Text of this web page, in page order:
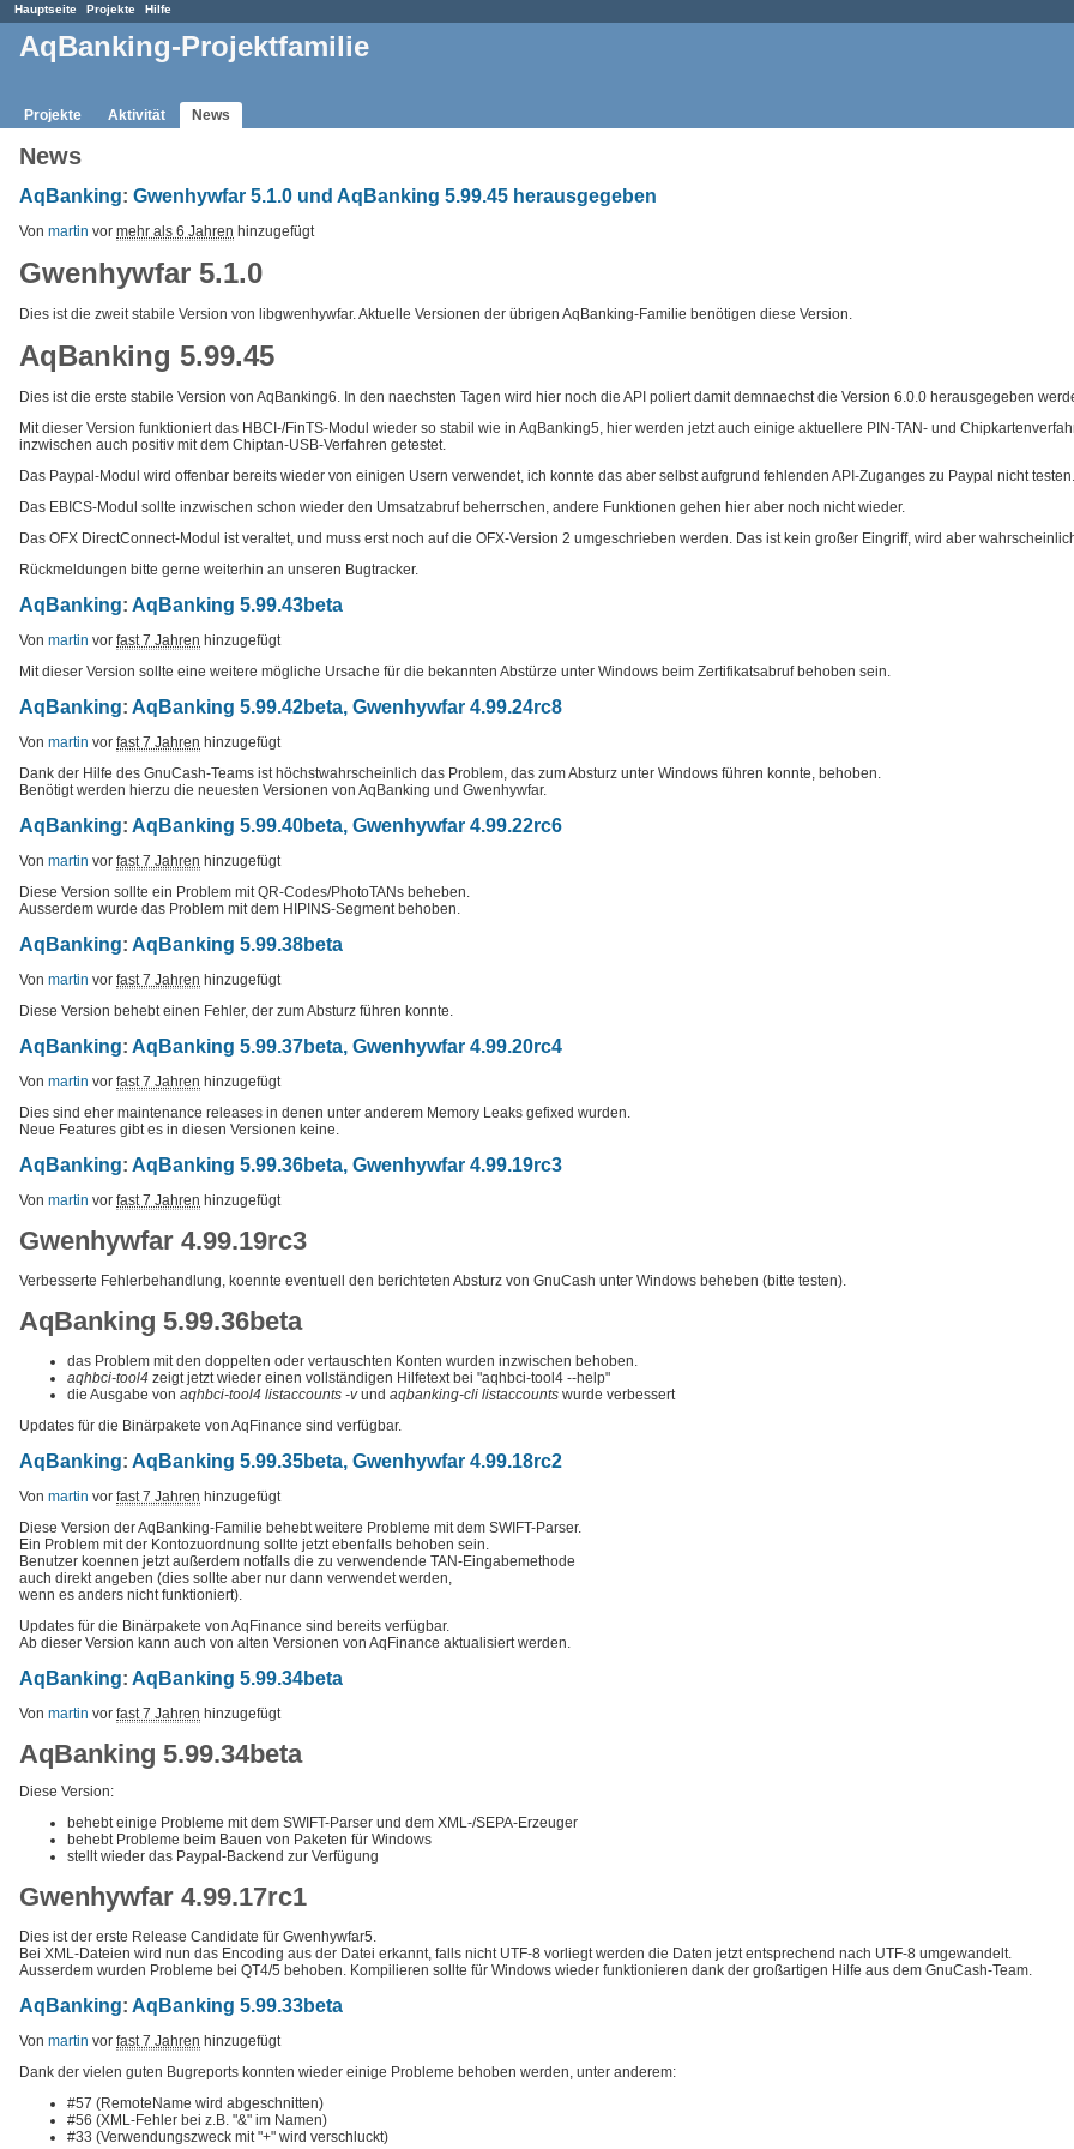
Hauptseite Projekte Hilfe
AqBanking-Projektfamilie
Projekte Aktivität News
News
AqBanking: Gwenhywfar 5.1.0 und AqBanking 5.99.45 herausgegeben
Von martin vor mehr als 6 Jahren hinzugefügt
Gwenhywfar 5.1.0
Dies ist die zweit stabile Version von libgwenhywfar. Aktuelle Versionen der übrigen AqBanking-Familie benötigen diese Version.
AqBanking 5.99.45
Dies ist die erste stabile Version von AqBanking6. In den naechsten Tagen wird hier noch die API poliert damit demnaechst die Version 6.0.0 herausgegeben
Mit dieser Version funktioniert das HBCI-/FinTS-Modul wieder so stabil wie in AqBanking5, hier werden jetzt auch einige aktuellere PIN-TAN- und
inzwischen auch positiv mit dem Chiptan-USB-Verfahren getestet.
Das Paypal-Modul wird offenbar bereits wieder von einigen Usern verwendet, ich konnte das aber selbst aufgrund fehlenden API-Zuganges zu Paypal nicht testen.
Das EBICS-Modul sollte inzwischen schon wieder den Umsatzabruf beherrschen, andere Funktionen gehen hier aber noch nicht wieder.
Das OFX DirectConnect-Modul ist veraltet, und muss erst noch auf die OFX-Version 2 umgeschrieben werden. Das ist kein großer Eingriff, wird aber
Rückmeldungen bitte gerne weiterhin an unseren Bugtracker.
AqBanking: AqBanking 5.99.43beta
Von martin vor fast 7 Jahren hinzugefügt
Mit dieser Version sollte eine weitere mögliche Ursache für die bekannten Abstürze unter Windows beim Zertifikatsabruf behoben sein.
AqBanking: AqBanking 5.99.42beta, Gwenhywfar 4.99.24rc8
Von martin vor fast 7 Jahren hinzugefügt
Dank der Hilfe des GnuCash-Teams ist höchstwahrscheinlich das Problem, das zum Absturz unter Windows führen konnte, behoben.
Benötigt werden hierzu die neuesten Versionen von AqBanking und Gwenhywfar.
AqBanking: AqBanking 5.99.40beta, Gwenhywfar 4.99.22rc6
Von martin vor fast 7 Jahren hinzugefügt
Diese Version sollte ein Problem mit QR-Codes/PhotoTANs beheben.
Ausserdem wurde das Problem mit dem HIPINS-Segment behoben.
AqBanking: AqBanking 5.99.38beta
Von martin vor fast 7 Jahren hinzugefügt
Diese Version behebt einen Fehler, der zum Absturz führen konnte.
AqBanking: AqBanking 5.99.37beta, Gwenhywfar 4.99.20rc4
Von martin vor fast 7 Jahren hinzugefügt
Dies sind eher maintenance releases in denen unter anderem Memory Leaks gefixed wurden.
Neue Features gibt es in diesen Versionen keine.
AqBanking: AqBanking 5.99.36beta, Gwenhywfar 4.99.19rc3
Von martin vor fast 7 Jahren hinzugefügt
Gwenhywfar 4.99.19rc3
Verbesserte Fehlerbehandlung, koennte eventuell den berichteten Absturz von GnuCash unter Windows beheben (bitte testen).
AqBanking 5.99.36beta
das Problem mit den doppelten oder vertauschten Konten wurden inzwischen behoben.
aqhbci-tool4 zeigt jetzt wieder einen vollständigen Hilfetext bei "aqhbci-tool4 --help"
die Ausgabe von aqhbci-tool4 listaccounts -vund aqbanking-cli listaccounts wurde verbessert
Updates für die Binärpakete von AqFinance sind verfügbar.
AqBanking: AqBanking 5.99.35beta, Gwenhywfar 4.99.18rc2
Von martin vor fast 7 Jahren hinzugefügt
Diese Version der AqBanking-Familie behebt weitere Probleme mit dem SWIFT-Parser.
Ein Problem mit der Kontozuordnung sollte jetzt ebenfalls behoben sein.
Benutzer koennen jetzt außerdem notfalls die zu verwendende TAN-Eingabemethode
auch direkt angeben (dies sollte aber nur dann verwendet werden,
wenn es anders nicht funktioniert).
Updates für die Binärpakete von AqFinance sind bereits verfügbar.
Ab dieser Version kann auch von alten Versionen von AqFinance aktualisiert werden.
AqBanking: AqBanking 5.99.34beta
Von martin vor fast 7 Jahren hinzugefügt
AqBanking 5.99.34beta
Diese Version:
behebt einige Probleme mit dem SWIFT-Parser und dem XML-/SEPA-Erzeuger
behebt Probleme beim Bauen von Paketen für Windows
stellt wieder das Paypal-Backend zur Verfügung
Gwenhywfar 4.99.17rc1
Dies ist der erste Release Candidate für Gwenhywfar5.
Bei XML-Dateien wird nun das Encoding aus der Datei erkannt, falls nicht UTF-8 vorliegt werden die Daten jetzt entsprechend nach UTF-8 umgewandelt.
Ausserdem wurden Probleme bei QT4/5 behoben. Kompilieren sollte für Windows wieder funktionieren dank der großartigen Hilfe aus dem GnuCash-Team.
AqBanking: AqBanking 5.99.33beta
Von martin vor fast 7 Jahren hinzugefügt
Dank der vielen guten Bugreports konnten wieder einige Probleme behoben werden, unter anderem:
#57 (RemoteName wird abgeschnitten)
#56 (XML-Fehler bei z.B. "&" im Namen)
#33 (Verwendungszweck mit "+" wird verschluckt)